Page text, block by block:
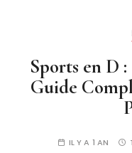
Sports en D
Guide
IL Y A 1 AN